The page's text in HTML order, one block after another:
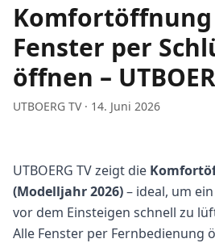
Komfortöffnung
Fenster per
öffnen –
UTBOERG TV · 14. Juni 2026
UTBOERG TV zeigt die
(Modelljahr 2026)– ideal, um
vor dem Einsteigen schnell zu
Alle Fenster per Fernbedienung